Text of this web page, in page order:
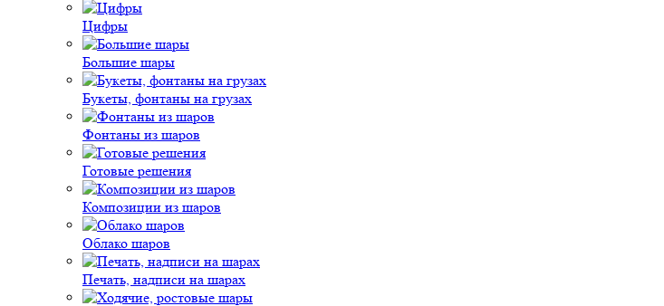
Цифры
Большие шары
Букеты, фонтаны на грузах
Фонтаны из шаров
Готовые решения
Композиции из шаров
Облако шаров
Печать, надписи на шарах